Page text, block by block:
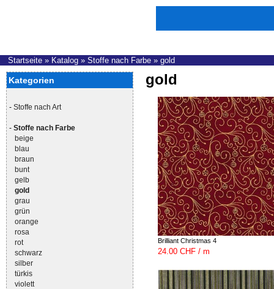
Startseite » Katalog » Stoffe nach Farbe » gold
Kategorien
- Stoffe nach Art
- Stoffe nach Farbe
beige
blau
braun
bunt
gelb
gold
grau
grün
orange
rosa
rot
schwarz
silber
türkis
violett
gold
Brilliant Christmas 4
24.00 CHF / m